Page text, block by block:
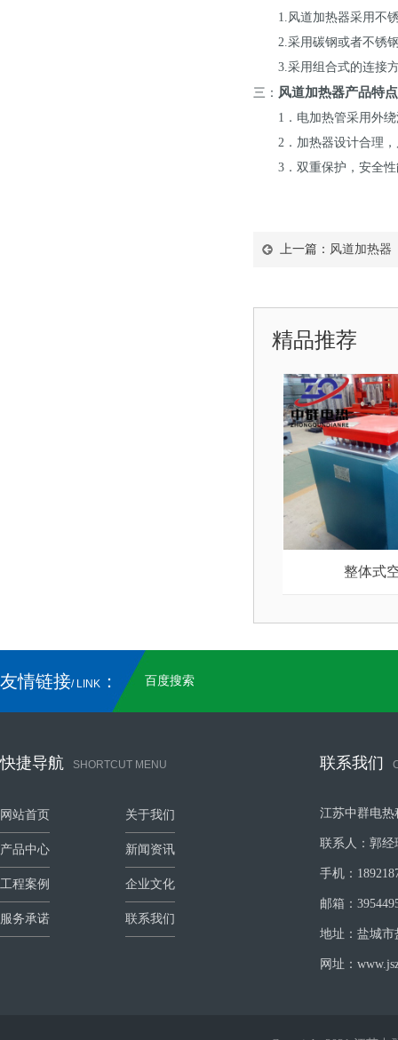
1.风道加热器采用不锈
2.采用碳钢或者不锈钢
3.采用组合式的连接
三： 风道加热器产品特点
1．电加热管采用外绕
2．加热器设计合理，
3．双重保护，安全性
上一篇： 风道加热器
精品推荐
整体式
友情链接/ LINK ： 百度搜索
快捷导航 SHORTCUT MENU
网站首页 关于我们
产品中心 新闻资讯
工程案例 企业文化
服务承诺 联系我们
联系我们
江苏中群电热
联系人：郭经
手机：
邮箱：
地址：盐城
网址：